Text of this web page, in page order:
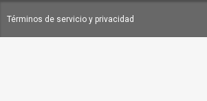
Términos de servicio y privacidad